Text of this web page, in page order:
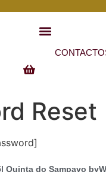
Reset
Quinta do Sampayo by